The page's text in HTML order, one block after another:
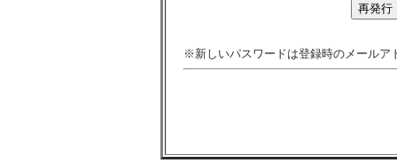
※新しいパスワードは登録時のメールア